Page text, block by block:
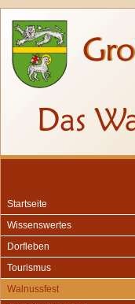
Startseite
Wissenswertes
Dorfleben
Tourismus
Walnussfest